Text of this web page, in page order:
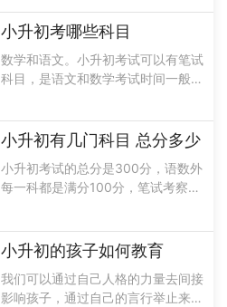
以后的学习也是特别重要的，只有小
学基础打好才能够更好的学习初中的
内容，在学习辅导方面家长可以给孩
子进行辅......
小升初考哪些科目
数学和语文。小升初考试可以有笔试
科目，是语文和数学考试时间一般是
的，而且是多元性的，考试时间和主
各个学校半......
小升初有几门科目 总分多少
小升初考试的总分是300分，语数外
每一科都是满分100分，笔试考察的
开组织的选拔性的考试一般是不稳定
的和多样性的，针对于这样特性在考
试过......
小升初的孩子如何教育
我们可以通过自己人格的力量去间接
影响孩子，通过自己的言行举止来影